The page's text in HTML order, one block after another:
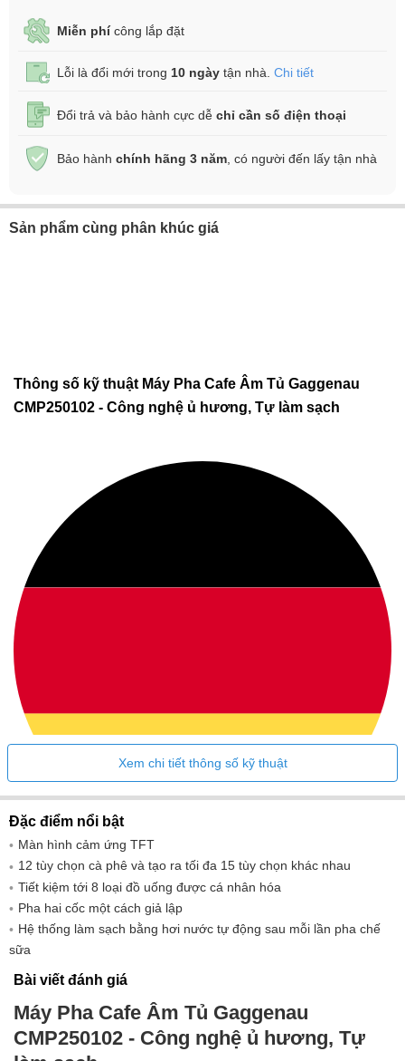
Miễn phícông lắp đặt
Lỗi là đổi mới trong 10 ngày tận nhà. Chi tiết
Đổi trả và bảo hành cực dễ chỉ cần số điện thoại
Bảo hành chính hãng 3 năm , có người đến lấy tận nhà
Sản phẩm cùng phân khúc giá
Thông số kỹ thuật Máy Pha Cafe Âm Tủ Gaggenau
CMP250102 - Công nghệ ủ hương, Tự làm sạch
Xem chi tiết thông số kỹ thuật
Đặc điểm nổi bật
Màn hình cảm ứng TFT
12 tùy chọn cà phê và tạo ra tối đa 15 tùy chọn khác nhau
Tiết kiệm tới 8 loại đồ uống được cá nhân hóa
Pha hai cốc một cách giả lập
Hệ thống làm sạch bằng hơi nước tự động sau mỗi lần pha chế
sữa
Bài viết đánh giá
Máy Pha Cafe Âm Tủ Gaggenau
CMP250102 - Công nghệ ủ hương, Tự